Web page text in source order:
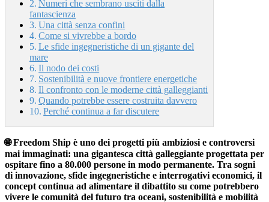
Numeri che sembrano usciti dalla
fantascienza
Una città senza confini
Come si vivrebbe a bordo
Le sfide ingegneristiche di un gigante del
mare
Il nodo dei costi
Sostenibilità e nuove frontiere energetiche
Il confronto con le moderne città galleggianti
Quando potrebbe essere costruita davvero
Perché continua a far discutere
🌐 Freedom Ship è uno dei progetti più ambiziosi e controversi
mai immaginati: una gigantesca città galleggiante progettata per
ospitare fino a 80.000 persone in modo permanente. Tra sogni
di innovazione, sfide ingegneristiche e interrogativi economici, il
concept continua ad alimentare il dibattito su come potrebbero
vivere le comunità del futuro tra oceani, sostenibilità e mobilità